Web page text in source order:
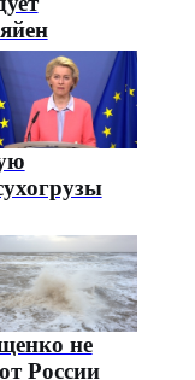
не
России